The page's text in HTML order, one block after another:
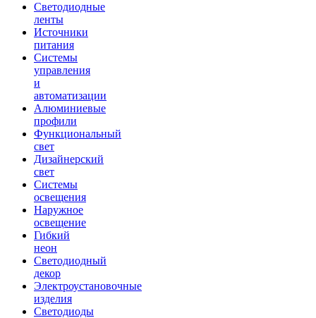
Светодиодные
ленты
Источники
питания
Системы
управления
и
автоматизации
Алюминиевые
профили
Функциональный
свет
Дизайнерский
свет
Системы
освещения
Наружное
освещение
Гибкий
неон
Светодиодный
декор
Электроустановочные
изделия
Светодиоды